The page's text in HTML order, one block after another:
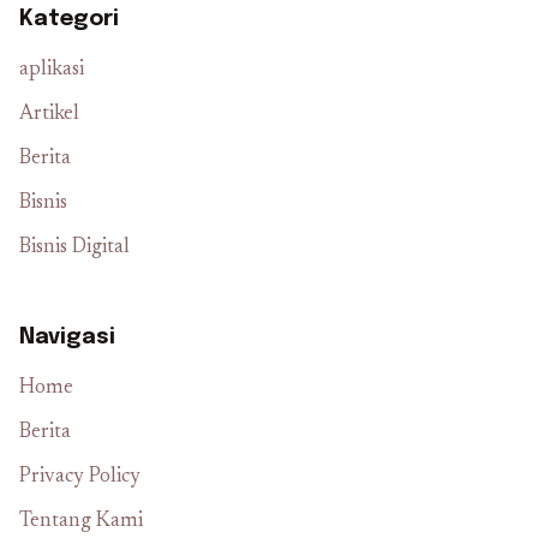
Kategori
aplikasi
Artikel
Berita
Bisnis
Bisnis Digital
Navigasi
Home
Berita
Privacy Policy
Tentang Kami